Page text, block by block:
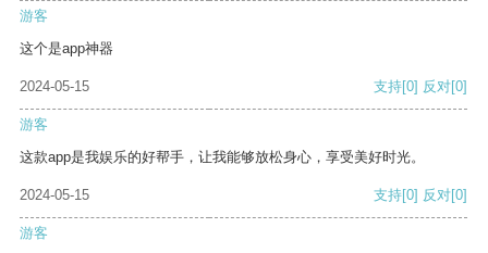
游客
这个是app神器
2024-05-15 支持[0] 反对[0]
游客
这款app是我娱乐的好帮手，让我能够放松身心，享受美好时光。
2024-05-15 支持[0] 反对[0]
游客